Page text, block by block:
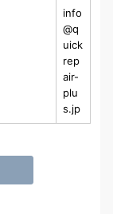
info
@q
uick
rep
air-
plu
s.jp